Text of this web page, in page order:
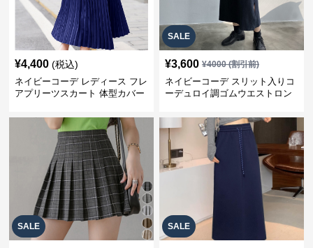
¥4,400 (税込)
ネイビーコーデ レディース フレ
アプリーツスカート 体型カバー
ト
SALE
¥3,600 ¥4000(割引前)
ネイビーコーデ スリット入りコ
ーデュロイ調ゴムウエストロン
SALE SALE